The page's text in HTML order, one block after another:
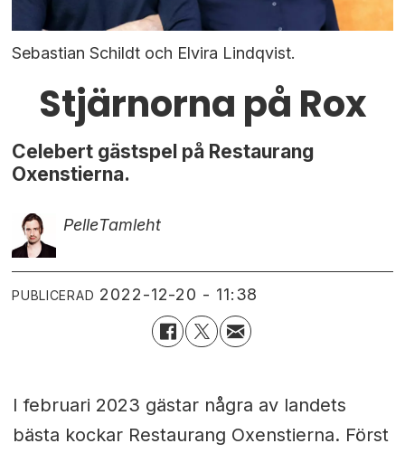
Sebastian Schildt och Elvira Lindqvist.
Stjärnorna på Rox
Celebert gästspel på Restaurang
Oxenstierna.
PelleTamleht
PUBLICERAD 2022-12-20 - 11:38
I februari 2023 gästar några av landets
bästa kockar Restaurang Oxenstierna. Först